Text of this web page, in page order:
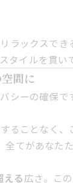
ラックスで
イルを貫い
間に
シーの確保で
ることなく
全てがあなた
える広さ。こ